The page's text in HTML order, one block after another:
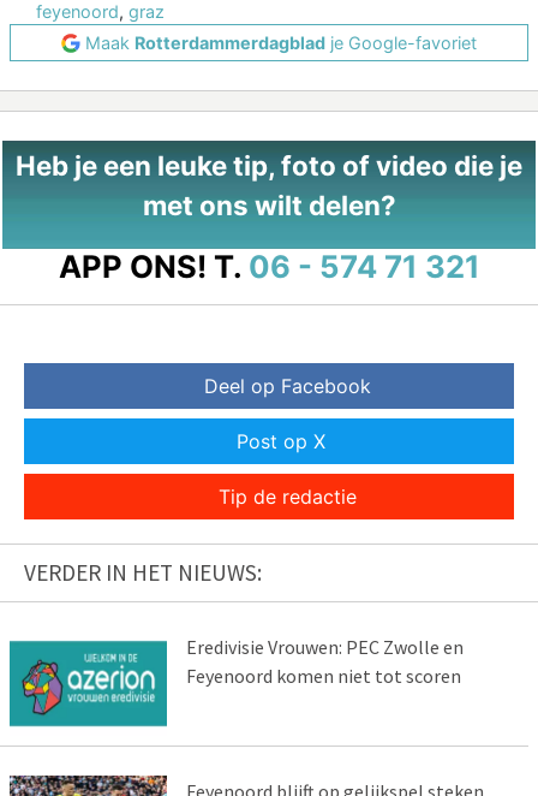
feyenoord, graz
Maak Rotterdammerdagblad je Google-favoriet
Heb je een leuke tip, foto of video die je
met ons wilt delen?
APP ONS! T. 06 - 574 71 321
Deel op Facebook
Post op X
Tip de redactie
VERDER IN HET NIEUWS:
Eredivisie Vrouwen: PEC Zwolle en
Feyenoord komen niet tot scoren
Feyenoord blijft op gelijkspel steken